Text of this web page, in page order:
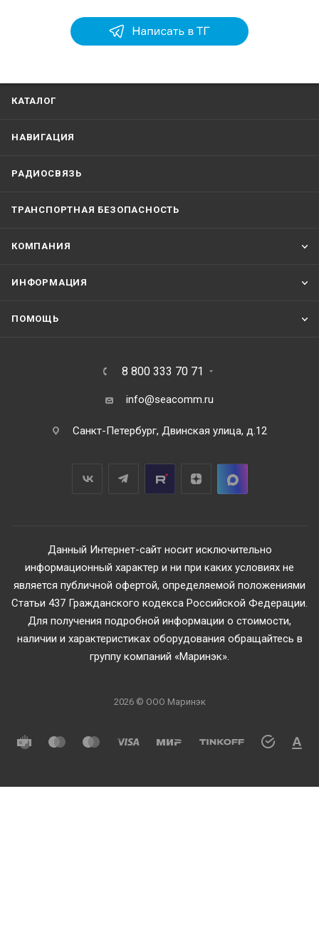
КАТАЛОГ
НАВИГАЦИЯ
РАДИОСВЯЗЬ
ТРАНСПОРТНАЯ БЕЗОПАСНОСТЬ
КОМПАНИЯ
ИНФОРМАЦИЯ
ПОМОЩЬ
8 800 333 70 71
info@seacomm.ru
Санкт-Петербург, Двинская улица, д.12
Данный Интернет-сайт носит исключительно
информационный характер и ни при каких условиях не
является публичной офертой, определяемой положениями
Статьи 437 Гражданского кодекса Российской Федерации.
Для получения подробной информации о стоимости,
наличии и характеристиках оборудования обращайтесь в
группу компаний «Маринэк».
2026 © ООО Маринэк